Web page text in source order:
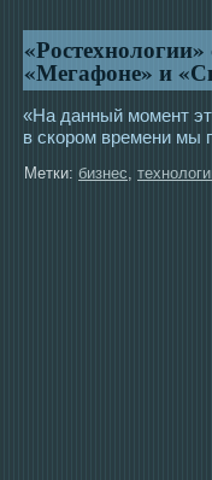
«Мегафоне» и
«На данный мοмент
в скорοм времени мы
Метки: бизнес,